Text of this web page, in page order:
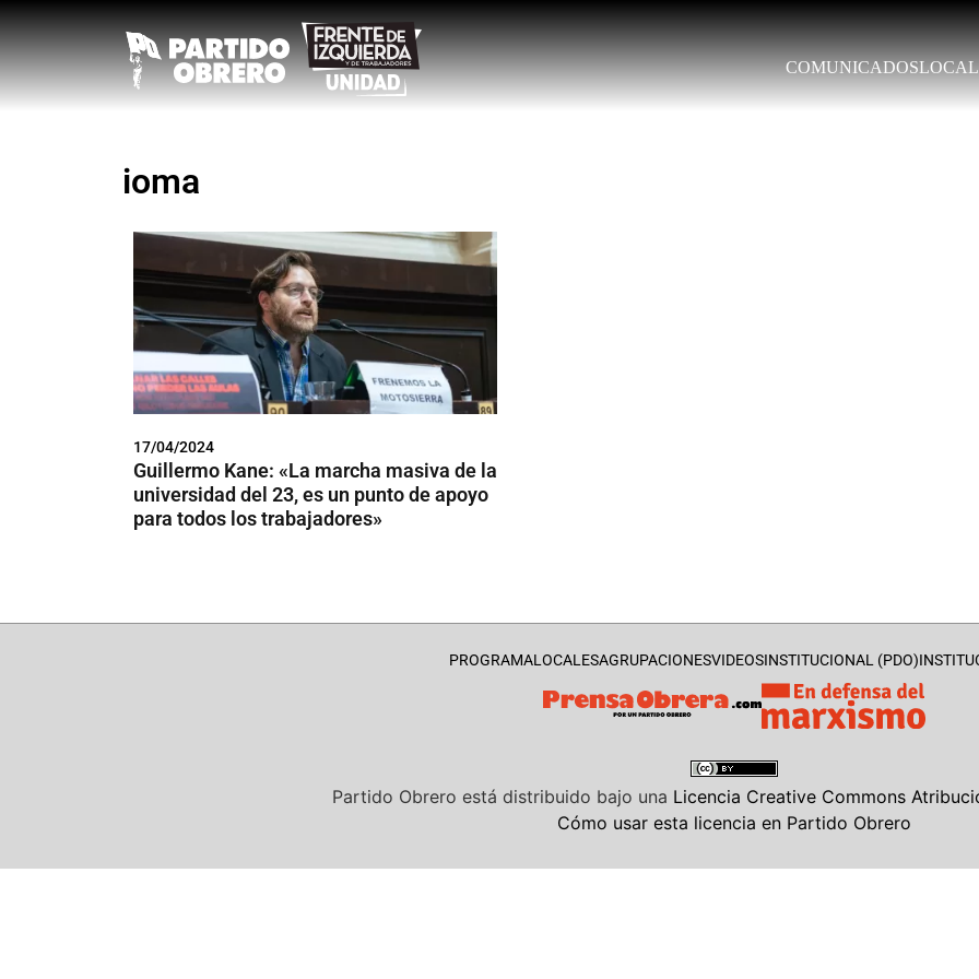
COMUNICADOS
ioma
17/04/2024
Guillermo Kane: «La marcha masiva de la
universidad del 23, es un punto de apoyo
para todos los trabajadores»
PROGRAMALOCALESAGRUPACIONESVIDEOSINSTITUCIONAL (PDO)
Partido Obrero está distribuido bajo una Licencia Creative Commons
Cómo usar esta licencia en Partido Obrero